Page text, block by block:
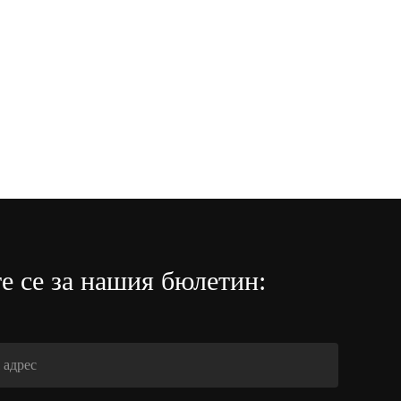
се за нашия бюлетин: